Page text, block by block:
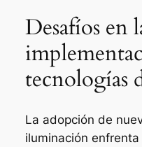
Desafíos en
tecnologías
La adopción de
iluminación